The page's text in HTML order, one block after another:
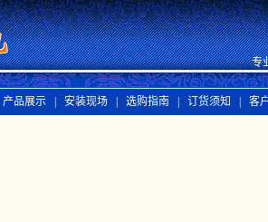
专
产品展示 | 安装现场 | 选购指南 | 订货须知 | 客